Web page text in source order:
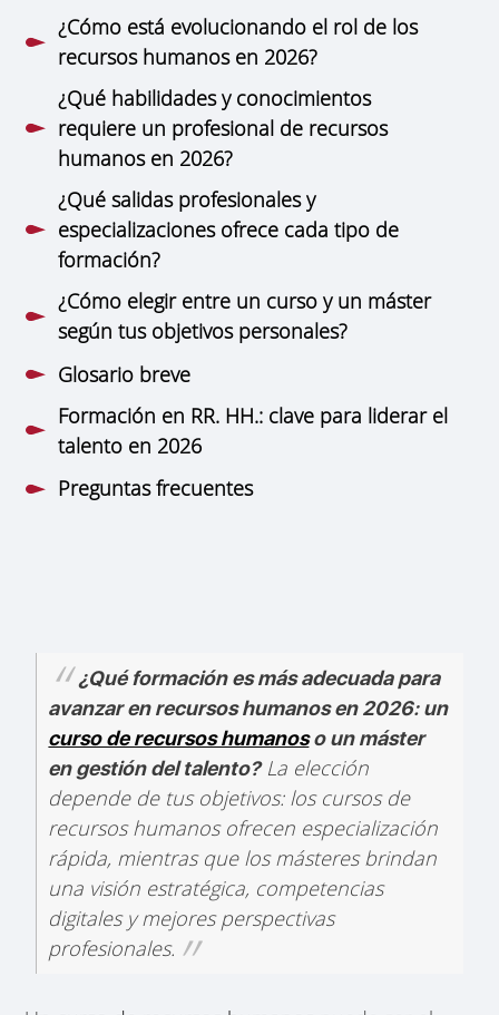
¿Cómo está evolucionando el rol de los
recursos humanos en 2026?
¿Qué habilidades y conocimientos
requiere un profesional de recursos
humanos en 2026?
¿Qué salidas profesionales y
especializaciones ofrece cada tipo de
formación?
¿Cómo elegir entre un curso y un máster
según tus objetivos personales?
Glosario breve
Formación en RR. HH.: clave para liderar el
talento en 2026
Preguntas frecuentes
¿Qué formación es más adecuada para
avanzar en recursos humanos en 2026: un
curso de recursos humanoso un máster
en gestión del talento?La elección
depende de tus objetivos: los cursos de
recursos humanos ofrecen especialización
rápida, mientras que los másteres brindan
una visión estratégica, competencias
digitales y mejores perspectivas
profesionales.